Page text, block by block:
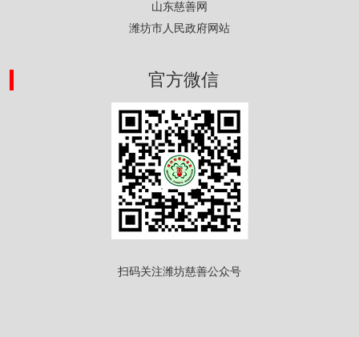
山东慈善网
潍坊市人民政府网站
官方微信
扫码关注潍坊慈善公众号